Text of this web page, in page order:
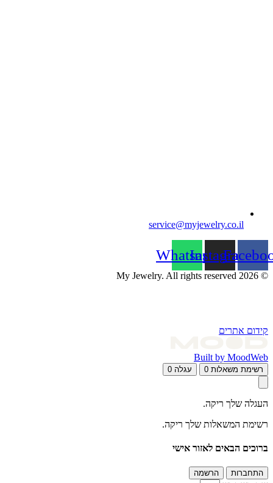
service@myjewelry.co.il
Instagram
Whatsapp
© 2026 My Jewelry. All rights reserved
קידום אתרים
Built by MoodWeb
רשימת משאלות 0 עגלה 0
העגלה שלך ריקה.
רשימת המשאלות שלך ריקה.
ברוכים הבאים לאזור אישי
התחברות הרשמה